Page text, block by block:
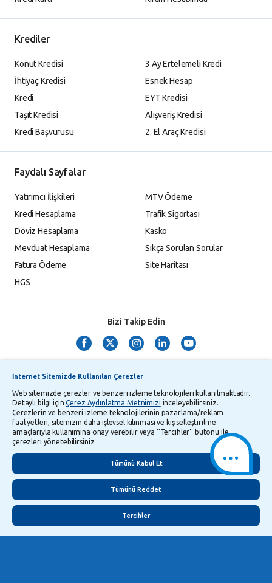
Krediler
Konut Kredisi
İhtiyaç Kredisi
Kredi
Taşıt Kredisi
Kredi Başvurusu
3 Ay Ertelemeli Kredi
Esnek Hesap
EYT Kredisi
Alışveriş Kredisi
2. El Araç Kredisi
Faydalı Sayfalar
Yatırımcı İlişkileri
Kredi Hesaplama
Döviz Hesaplama
Mevduat Hesaplama
Fatura Ödeme
HGS
MTV Ödeme
Trafik Sigortası
Kasko
Sıkça Sorulan Sorular
Site Haritası
Bizi Takip Edin
TMSF ve YTM Zaman Aşımı Listesi Bilgi Toplumu Hizmetleri
Kişisel Verilerin Korunması Gizlilik Politikası Çerez Aydınlatma Metni
İletişim English
Yapı ve Kredi Bankası A.Ş.
İnternet Sitemizde Kullanılan Çerezler
Web sitemizde çerezler ve benzeri izleme teknolojileri kullanılmaktadır.
Detaylı bilgi içinÇerez Aydınlatma Metnimizi inceleyebilirsiniz.
Çerezlerin ve benzeri izleme teknolojilerinin pazarlama/reklam
faaliyetleri, sitemizin daha işlevsel kılınması ve kişiselleştirilme
amaçlarıyla kullanımına onay verebilir veya ‘’Tercihler’’ butonu ile
çerezleri yönetebilirsiniz.
Tercihler
Tümünü Reddet
Tümünü Kabul Et